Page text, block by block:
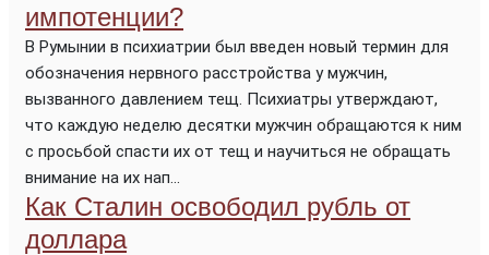
импотенции?
В Румынии в психиатрии был введен новый термин для
обозначения нервного расстройства у мужчин,
вызванного давлением тещ. Психиатры утверждают,
что каждую неделю десятки мужчин обращаются к ним
с просьбой спасти их от тещ и научиться не обращать
внимание на их нап...
Как Сталин освободил рубль от
доллара